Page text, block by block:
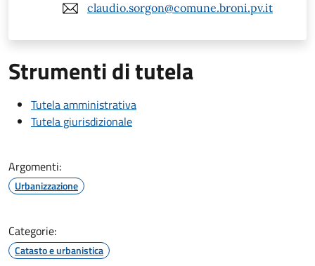
claudio.sorgon@comune.broni.pv.it
Strumenti di tutela
Tutela amministrativa
Tutela giurisdizionale
Argomenti:
Urbanizzazione
Categorie:
Catasto e urbanistica